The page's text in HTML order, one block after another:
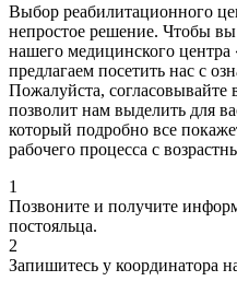
Выбор реабилитационного
непростое решение. Чтобы
нашего медицинского
предлагаем посетить нас с
Пожалуйста, согласовывайте
позволит нам выделить для
который подробно все
рабочего процесса с
1
Позвоните и получите
постояльца.
2
Запишитесь у координатора